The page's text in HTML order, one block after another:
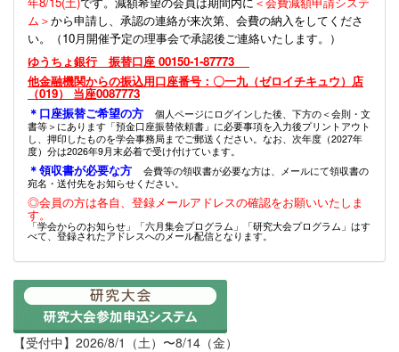
ム＞から申請し、承認の連絡が来次第、会費の納入をしてくださ
い。（10月開催予定の理事会で承認後ご連絡いたします。）
ゆうちょ銀行 振替口座 00150-1-87773
他金融機関からの振込用口座番号：〇一九（ゼロイチキュウ）店
（019） 当座0087773
＊口座振替ご希望の方
個人ページにログインした後、下方の＜会則・文
書等＞にあります「預金口座振替依頼書」に必要事項を入力後プリントアウト
し、押印したものを学会事務局までご郵送ください。なお、次年度（2027年
度）分は2026年9月末必着で受け付けています。
＊領収書が必要な方
会費等の領収書が必要な方は、メールにて領収書の
宛名・送付先をお知らせください。
◎会員の方は各自、登録メールアドレスの確認をお願いいたしま
す。
「学会からのお知らせ」「六月集会プログラム」「研究大会プログラム」はす
べて、登録されたアドレスへのメール配信となります。
【受付中】2026/8/1（土）〜8/14（金）